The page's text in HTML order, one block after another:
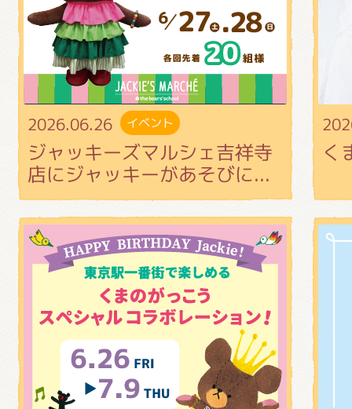
2026.06.26 イベント
ジャッキーズマルシェ吉祥寺
店にジャッキーがあそびに...
く